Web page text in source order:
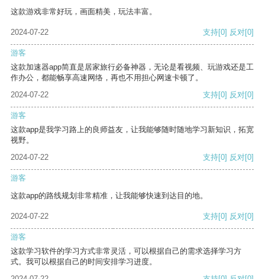
这款游戏非常好玩，画面精美，玩法丰富。
2024-07-22 支持[0] 反对[0]
游客
这款加速器app简直是居家旅行必备神器，无论是看视频、玩游戏还是工
作办公，都能畅享高速网络，再也不用担心网速卡顿了。
2024-07-22
支持[0] 反对[0]
游客
这款app是我学习路上的良师益友，让我能够随时随地学习新知识，拓宽
视野。
2024-07-22
支持[0] 反对[0]
游客
这款app的路线规划非常精准，让我能够快速到达目的地。
2024-07-22 支持[0] 反对[0]
游客
这款学习软件的学习方式非常灵活，可以根据自己的需求选择学习方
式。我可以根据自己的时间安排学习进度。